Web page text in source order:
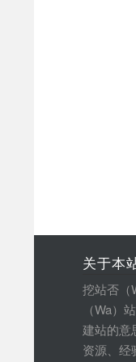
关于本
挖站否（
（Wa）
建站的意
资源、经